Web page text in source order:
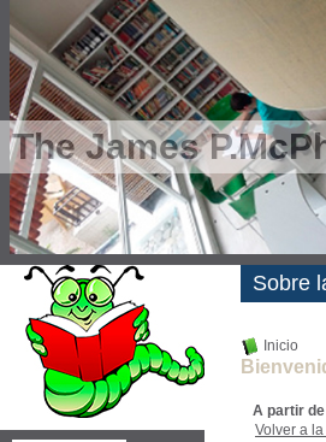
The James
Inicio
A partir
Volver a
Sobre